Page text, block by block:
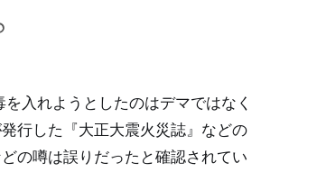
入れようとしたのはデマではなく
行した『大正大震火災誌』などの
の噂は誤りだったと確認されてい